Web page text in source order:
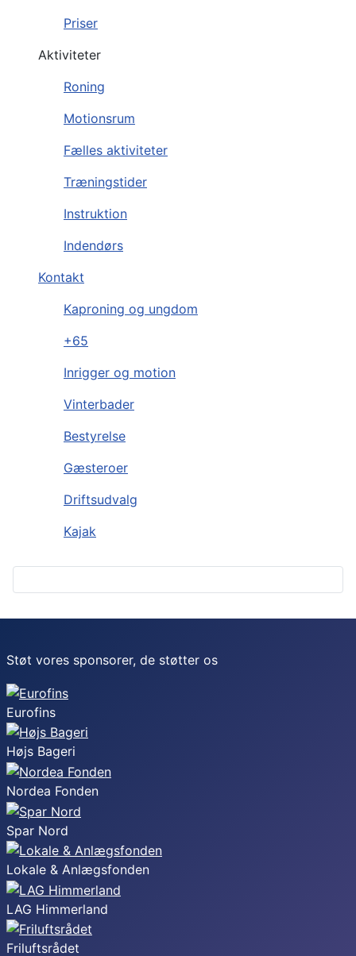
Priser
Aktiviteter
Roning
Motionsrum
Fælles aktiviteter
Træningstider
Instruktion
Indendørs
Kontakt
Kaproning og ungdom
+65
Inrigger og motion
Vinterbader
Bestyrelse
Gæsteroer
Driftsudvalg
Kajak
Støt vores sponsorer, de støtter os
Eurofins
Højs Bageri
Nordea Fonden
Spar Nord
Lokale & Anlægsfonden
LAG Himmerland
Friluftsrådet